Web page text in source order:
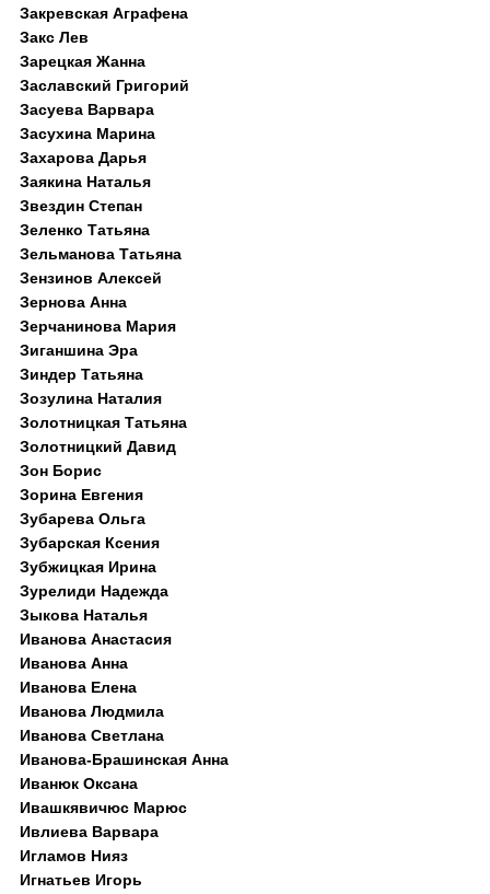
Закревская Аграфена
Закс Лев
Зарецкая Жанна
Заславский Григорий
Засуева Варвара
Засухина Марина
Захарова Дарья
Заякина Наталья
Звездин Степан
Зеленко Татьяна
Зельманова Татьяна
Зензинов Алексей
Зернова Анна
Зерчанинова Мария
Зиганшина Эра
Зиндер Татьяна
Зозулина Наталия
Золотницкая Татьяна
Золотницкий Давид
Зон Борис
Зорина Евгения
Зубарева Ольга
Зубарская Ксения
Зубжицкая Ирина
Зурелиди Надежда
Зыкова Наталья
Иванова Анастасия
Иванова Анна
Иванова Елена
Иванова Людмила
Иванова Светлана
Иванова-Брашинская Анна
Иванюк Оксана
Ивашкявичюс Марюс
Ивлиева Варвара
Игламов Нияз
Игнатьев Игорь